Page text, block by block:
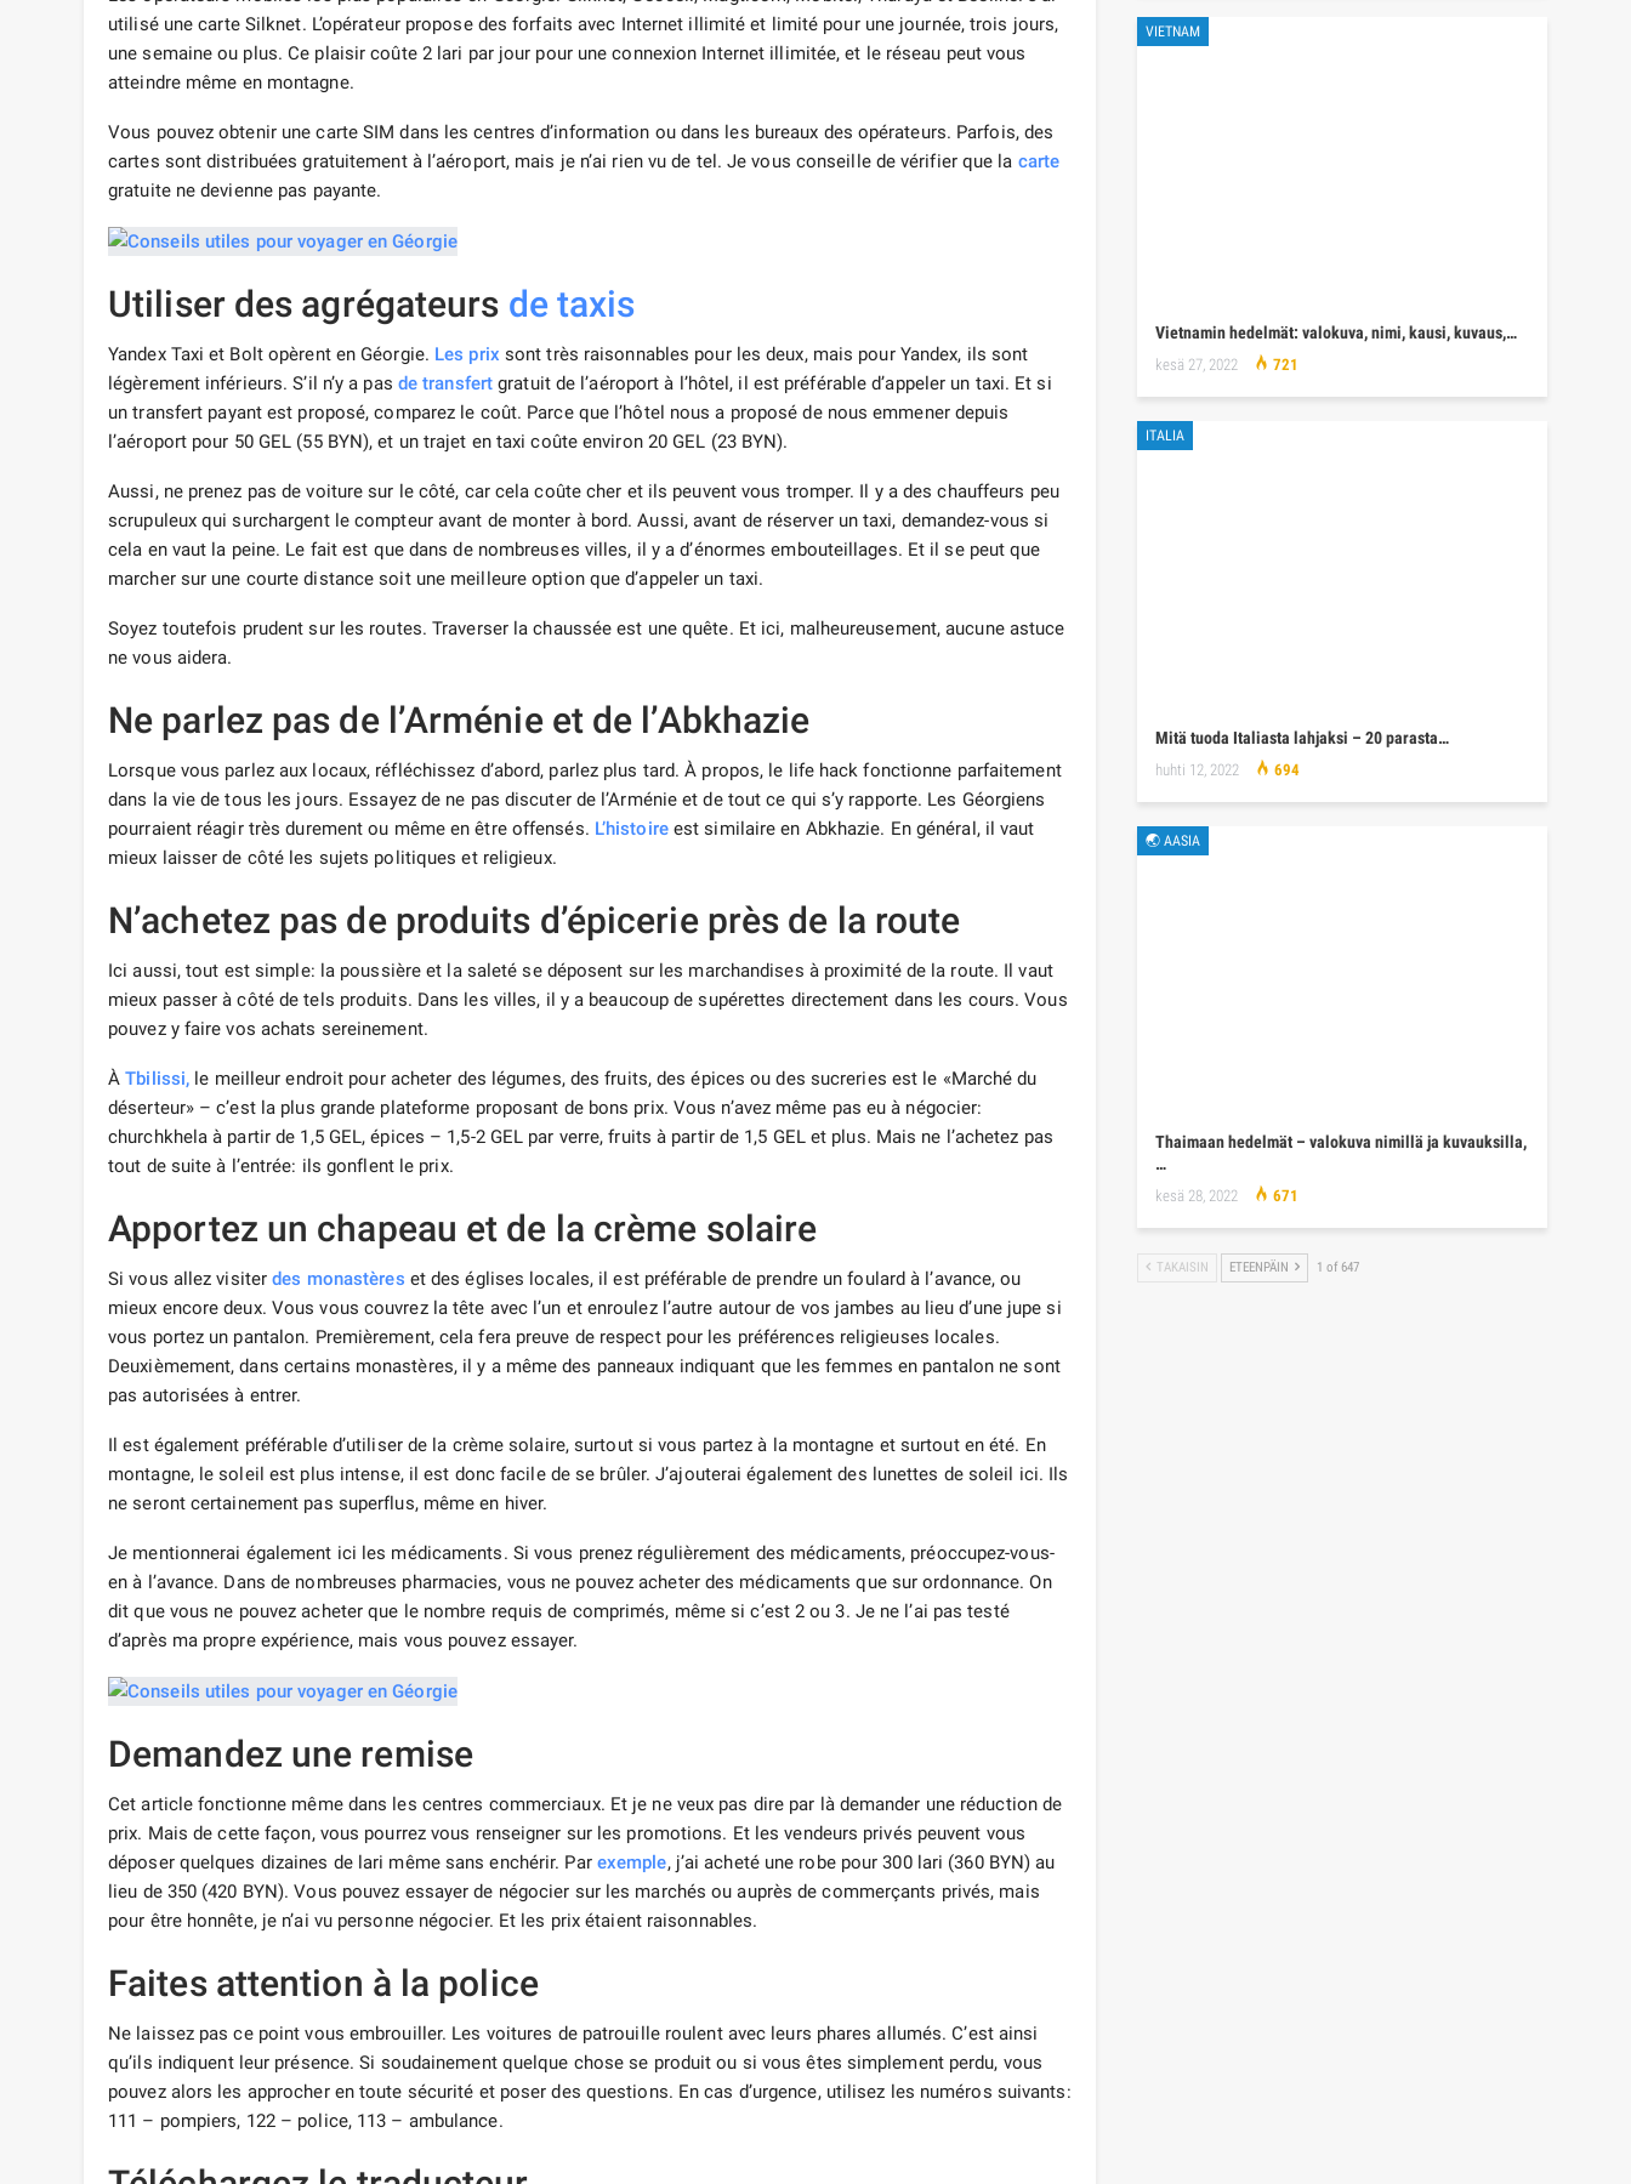
utilisé une carte Silknet. L’opérateur propose des forfaits avec Internet illimité et limité pour une journée, trois jours,
une semaine ou plus. Ce plaisir coûte 2 lari par jour pour une connexion Internet illimitée, et le réseau peut vous
atteindre même en montagne.
Vous pouvez obtenir une carte SIM dans les centres d’information ou dans les bureaux des opérateurs. Parfois, des
cartes sont distribuées gratuitement à l’aéroport, mais je n’ai rien vu de tel. Je vous conseille de vérifier que la carte
gratuite ne devienne pas payante.
Utiliser des agrégateurs de taxis
Yandex Taxi et Bolt opèrent en Géorgie. Les prix sont très raisonnables pour les deux, mais pour Yandex, ils sont
légèrement inférieurs. S’il n’y a pas de transfert gratuit de l’aéroport à l’hôtel, il est préférable d’appeler un taxi. Et si
un transfert payant est proposé, comparez le coût. Parce que l’hôtel nous a proposé de nous emmener depuis
l’aéroport pour 50 GEL (55 BYN), et un trajet en taxi coûte environ 20 GEL (23 BYN).
Aussi, ne prenez pas de voiture sur le côté, car cela coûte cher et ils peuvent vous tromper. Il y a des chauffeurs peu
scrupuleux qui surchargent le compteur avant de monter à bord. Aussi, avant de réserver un taxi, demandez-vous si
cela en vaut la peine. Le fait est que dans de nombreuses villes, il y a d’énormes embouteillages. Et il se peut que
marcher sur une courte distance soit une meilleure option que d’appeler un taxi.
Soyez toutefois prudent sur les routes. Traverser la chaussée est une quête. Et ici, malheureusement, aucune astuce
ne vous aidera.
Ne parlez pas de l’Arménie et de l’Abkhazie
Lorsque vous parlez aux locaux, réfléchissez d’abord, parlez plus tard. À propos, le life hack fonctionne parfaitement
dans la vie de tous les jours. Essayez de ne pas discuter de l’Arménie et de tout ce qui s’y rapporte. Les Géorgiens
pourraient réagir très durement ou même en être offensés. L’histoireest similaire en Abkhazie. En général, il vaut
mieux laisser de côté les sujets politiques et religieux.
N’achetez pas de produits d’épicerie près de la route
Ici aussi, tout est simple: la poussière et la saleté se déposent sur les marchandises à proximité de la route. Il vaut
mieux passer à côté de tels produits. Dans les villes, il y a beaucoup de supérettes directement dans les cours. Vous
pouvez y faire vos achats sereinement.
ÀTbilissi, le meilleur endroit pour acheter des légumes, des fruits, des épices ou des sucreries est le «Marché du
déserteur» – c’est la plus grande plateforme proposant de bons prix. Vous n’avez même pas eu à négocier:
churchkhela à partir de 1,5 GEL, épices – 1,5-2 GEL par verre, fruits à partir de 1,5 GEL et plus. Mais ne l’achetez pas
tout de suite à l’entrée: ils gonflent le prix.
Apportez un chapeau et de la crème solaire
Si vous allez visiterdes monastères et des églises locales, il est préférable de prendre un foulard à l’avance, ou
mieux encore deux. Vous vous couvrez la tête avec l’un et enroulez l’autre autour de vos jambes au lieu d’une jupe si
vous portez un pantalon. Premièrement, cela fera preuve de respect pour les préférences religieuses locales.
Deuxièmement, dans certains monastères, il y a même des panneaux indiquant que les femmes en pantalon ne sont
pas autorisées à entrer.
Il est également préférable d’utiliser de la crème solaire, surtout si vous partez à la montagne et surtout en été. En
montagne, le soleil est plus intense, il est donc facile de se brûler. J’ajouterai également des lunettes de soleil ici. Ils
ne seront certainement pas superflus, même en hiver.
Je mentionnerai également ici les médicaments. Si vous prenez régulièrement des médicaments, préoccupez-vous-
en à l’avance. Dans de nombreuses pharmacies, vous ne pouvez acheter des médicaments que sur ordonnance. On
dit que vous ne pouvez acheter que le nombre requis de comprimés, même si c’est 2 ou 3. Je ne l’ai pas testé
d’après ma propre expérience, mais vous pouvez essayer.
Demandez une remise
Cet article fonctionne même dans les centres commerciaux. Et je ne veux pas dire par là demander une réduction de
prix. Mais de cette façon, vous pourrez vous renseigner sur les promotions. Et les vendeurs privés peuvent vous
déposer quelques dizaines de lari même sans enchérir. Par exemple, j’ai acheté une robe pour 300 lari (360 BYN) au
lieu de 350 (420 BYN). Vous pouvez essayer de négocier sur les marchés ou auprès de commerçants privés, mais
pour être honnête, je n’ai vu personne négocier. Et les prix étaient raisonnables.
Faites attention à la police
Ne laissez pas ce point vous embrouiller. Les voitures de patrouille roulent avec leurs phares allumés. C’est ainsi
qu’ils indiquent leur présence. Si soudainement quelque chose se produit ou si vous êtes simplement perdu, vous
pouvez alors les approcher en toute sécurité et poser des questions. En cas d’urgence, utilisez les numéros suivants:
111 – pompiers, 122 – police, 113 – ambulance.
VIETNAM
Vietnamin hedelmät: valokuva, nimi, kausi, kuvaus,…
kesä 27, 2022 721
ITALIA
Mitä tuoda Italiasta lahjaksi – 20 parasta…
huhti 12, 2022 694
🌏 AASIA
Thaimaan hedelmät – valokuva nimillä ja kuvauksilla,
…
kesä 28, 2022 671
TAKAISIN ETEENPÄIN 1 of 647